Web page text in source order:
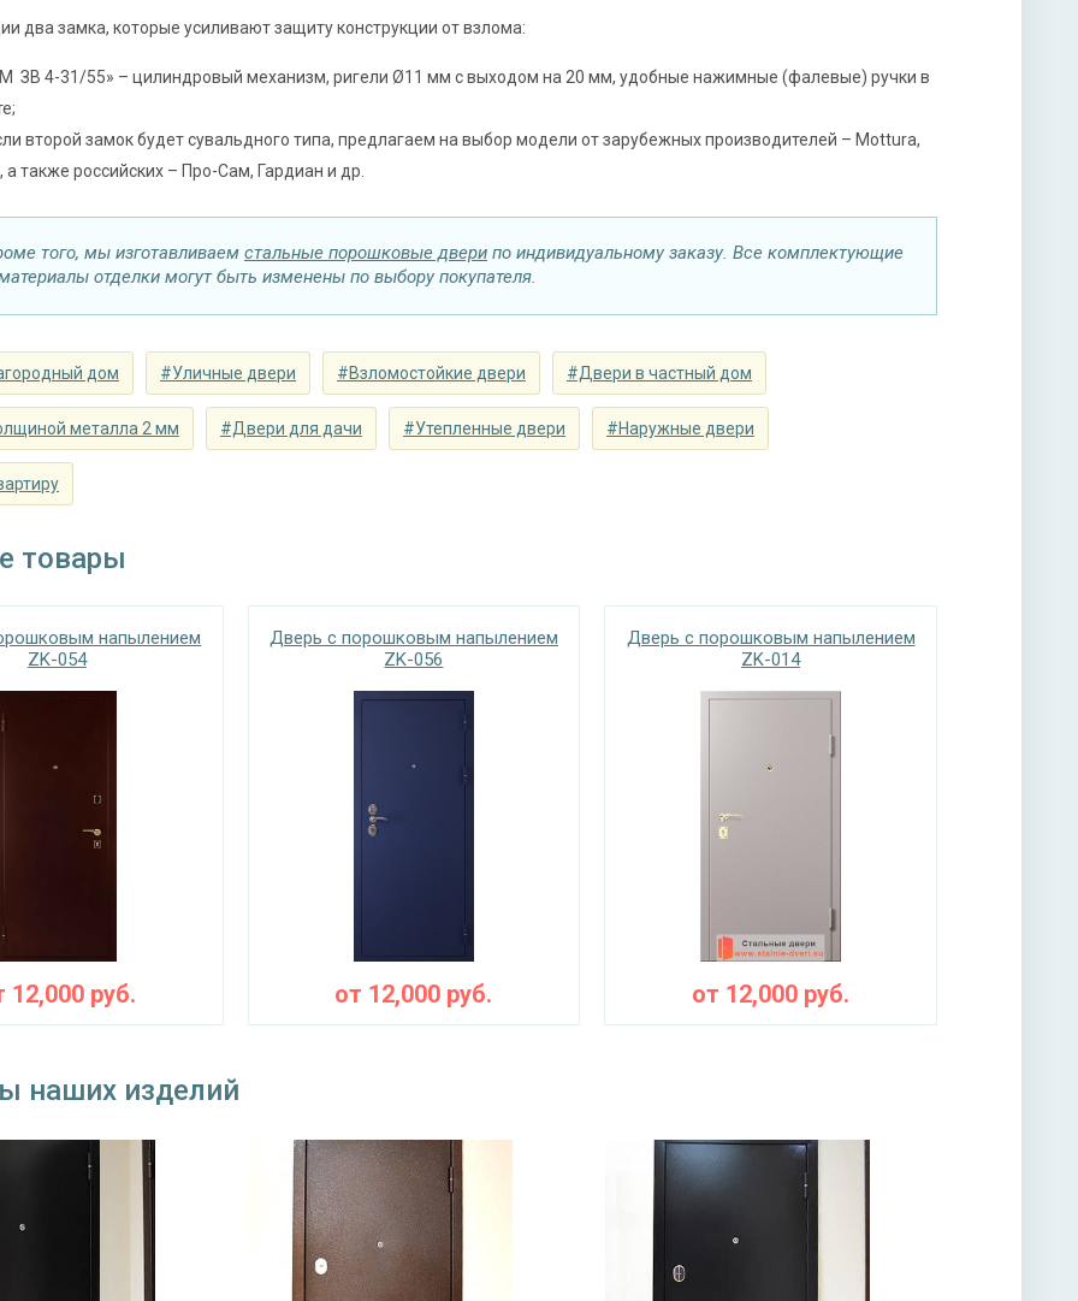
⌀25 мм (2 шт.)
Изоляционные материалы
двойной контур уплотнения, минераловатная плита URSA или пенопласт (на выбор)
открывания
наружное / внутреннее,
левое / правое (на выбор)
180°
два замка, которые усиливают защиту конструкции от взлома:
ЗВ 4-31/55» – цилиндровый механизм, ригели Ø11 мм с выходом на 20 мм, удобные нажимные (фалевые) ручки в
второй замок будет сувальдного типа, предлагаем на выбор модели от зарубежных производителей – Mottura,
а также российских – Про-Сам, Гардиан и др.
того, мы изготавливаем стальные порошковые двери по индивидуальному заказу. Все комплектующие
отделки могут быть изменены по выбору покупателя.
дом #Уличные двери #Взломостойкие двери #Двери в частный дом
металла 2 мм #Двери для дачи #Утепленные двери #Наружные двери
товары
напылением
ZK-054
12,000руб.
Дверь с порошковым напылением
ZK-056
от 12,000 руб.
Дверь с порошковым напылением
ZK-014
от 12,000 руб.
наших изделий